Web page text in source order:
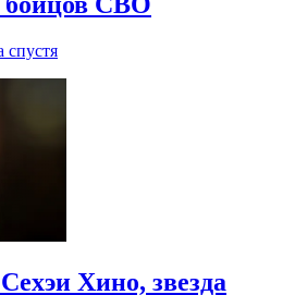
спустя
Хино, звезда